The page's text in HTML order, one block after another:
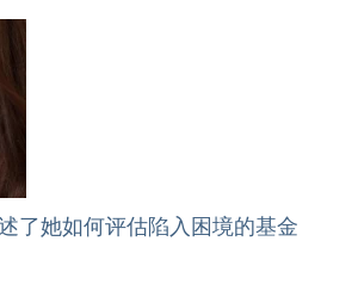
了她如何评估陷入困境的基金